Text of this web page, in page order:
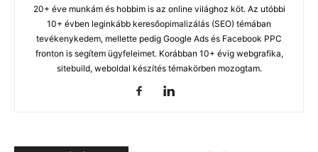
20+ éve munkám és hobbim is az online világhoz köt. Az utóbbi
10+ évben leginkább keresőopimalizálás (SEO) témában
tevékenykedem, mellette pedig Google Ads és Facebook PPC
fronton is segítem ügyfeleimet. Korábban 10+ évig webgrafika,
sitebuild, weboldal készítés témakörben mozogtam.